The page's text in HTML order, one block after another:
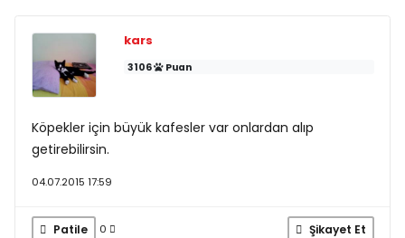
kars
3106 Puan
Köpekler için büyük kafesler var onlardan alıp
getirebilirsin.
04.07.2015 17:59
Patile 0 Şikayet Et